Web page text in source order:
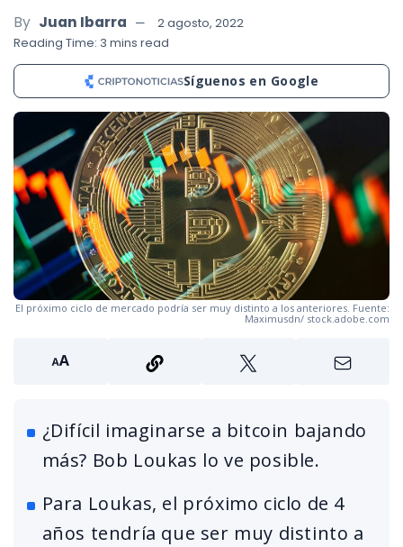
By Juan Ibarra
2 agosto, 2022
Reading Time: 3 mins read
Síguenos en Google
El próximo ciclo de mercado podría ser muy distinto a los anteriores. Fuente:
Maximusdn/ stock.adobe.com
¿Difícil imaginarse a bitcoin bajando
más? Bob Loukas lo ve posible.
Para Loukas, el próximo ciclo de 4
años tendría que ser muy distinto a